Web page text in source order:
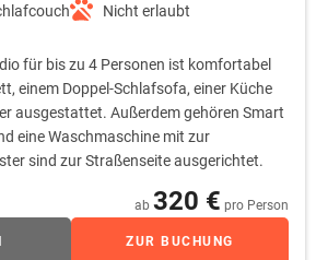
Nicht erlaubt
für bis zu 4 Personen ist komfortabel
einem Doppel-Schlafsofa, einer Küche
ausgestattet. Außerdem gehören Smart
eine Waschmaschine mit zur
sind zur Straßenseite ausgerichtet.
ab 320 € pro Person
ZUR BUCHUNG